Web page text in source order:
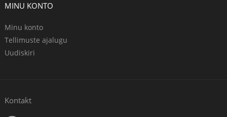
MINU KONTO
Minu konto
Tellimuste ajalugu
Uudiskiri
Kontakt